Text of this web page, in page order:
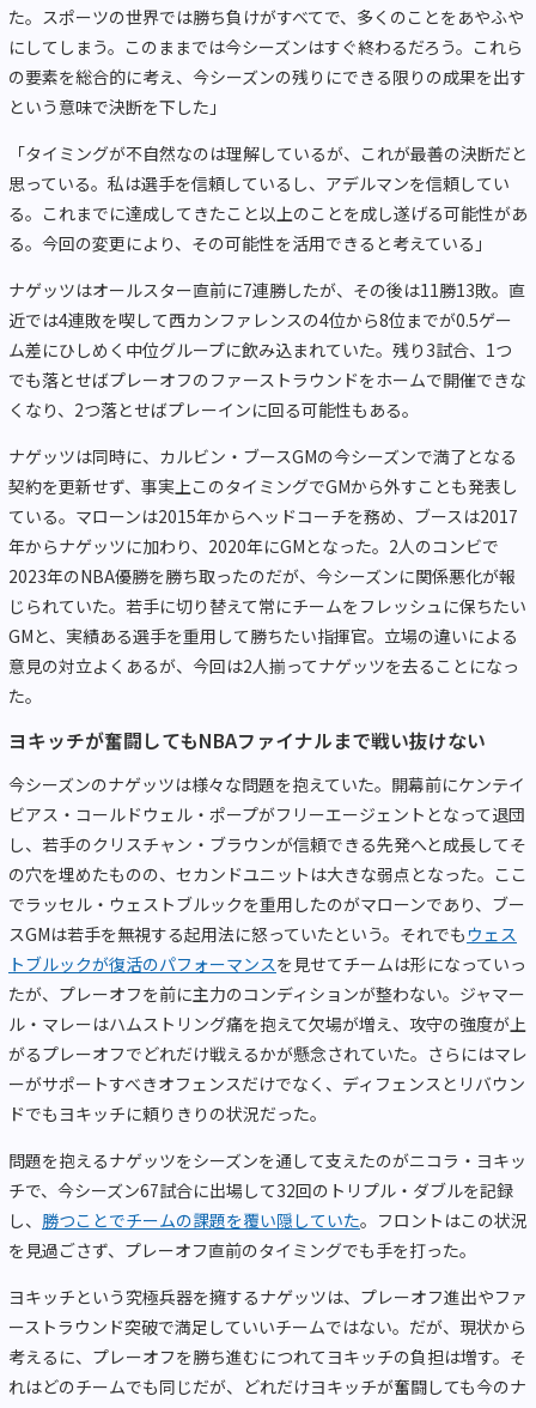
た。スポーツの世界では勝ち負けがすべてで、多くのことをあやふや
にしてしまう。このままでは今シーズンはすぐ終わるだろう。これら
の要素を総合的に考え、今シーズンの残りにできる限りの成果を出す
という意味で決断を下した」
「タイミングが不自然なのは理解しているが、これが最善の決断だと
思っている。私は選手を信頼しているし、アデルマンを信頼してい
る。これまでに達成してきたこと以上のことを成し遂げる可能性があ
る。今回の変更により、その可能性を活用できると考えている」
ナゲッツはオールスター直前に7連勝したが、その後は11勝13敗。直
近では4連敗を喫して西カンファレンスの4位から8位までが0.5ゲー
ム差にひしめく中位グループに飲み込まれていた。残り3試合、1つ
でも落とせばプレーオフのファーストラウンドをホームで開催できな
くなり、2つ落とせばプレーインに回る可能性もある。
ナゲッツは同時に、カルビン・ブースGMの今シーズンで満了となる
契約を更新せず、事実上このタイミングでGMから外すことも発表し
ている。マローンは2015年からヘッドコーチを務め、ブースは2017
年からナゲッツに加わり、2020年にGMとなった。2人のコンビで
2023年のNBA優勝を勝ち取ったのだが、今シーズンに関係悪化が報
じられていた。若手に切り替えて常にチームをフレッシュに保ちたい
GMと、実績ある選手を重用して勝ちたい指揮官。立場の違いによる
意見の対立よくあるが、今回は2人揃ってナゲッツを去ることになっ
た。
ヨキッチが奮闘してもNBAファイナルまで戦い抜けない
今シーズンのナゲッツは様々な問題を抱えていた。開幕前にケンテイ
ビアス・コールドウェル・ポープがフリーエージェントとなって退団
し、若手のクリスチャン・ブラウンが信頼できる先発へと成長してそ
の穴を埋めたものの、セカンドユニットは大きな弱点となった。ここ
でラッセル・ウェストブルックを重用したのがマローンであり、ブー
スGMは若手を無視する起用法に怒っていたという。それでも ウェス
トブルックが復活のパフォーマンスを見せてチームは形になっていっ
たが、プレーオフを前に主力のコンディションが整わない。ジャマー
ル・マレーはハムストリング痛を抱えて欠場が増え、攻守の強度が上
がるプレーオフでどれだけ戦えるかが懸念されていた。さらにはマレ
ーがサポートすべきオフェンスだけでなく、ディフェンスとリバウン
ドでもヨキッチに頼りきりの状況だった。
問題を抱えるナゲッツをシーズンを通して支えたのがニコラ・ヨキッ
チで、今シーズン67試合に出場して32回のトリプル・ダブルを記録
し、 勝つことでチームの課題を覆い隠していた。フロントはこの状況
を見過ごさず、プレーオフ直前のタイミングでも手を打った。
ヨキッチという究極兵器を擁するナゲッツは、プレーオフ進出やファ
ーストラウンド突破で満足していいチームではない。だが、現状から
考えるに、プレーオフを勝ち進むにつれてヨキッチの負担は増す。そ
れはどのチームでも同じだが、どれだけヨキッチが奮闘しても今のナ